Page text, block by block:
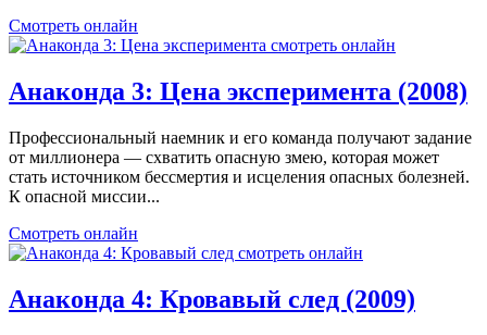
Смотреть онлайн
Анаконда 3: Цена эксперимента (2008)
Профессиональный наемник и его команда получают задание
от миллионера — схватить опасную змею, которая может
стать источником бессмертия и исцеления опасных болезней.
К опасной миссии...
Смотреть онлайн
Анаконда 4: Кровавый след (2009)